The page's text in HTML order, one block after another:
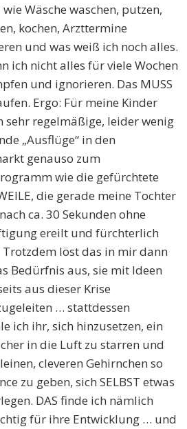
wie Wäsche waschen, putzen,
kochen, Arzttermine
und was weiß ich noch alles.
ich nicht alles für viele Wochen
und ignorieren. Das MUSS
Ergo: Für meine Kinder
sehr regelmäßige, leider wenig
„Ausflüge“ in den
genauso zum
wie die gefürchtete
die gerade meine Tochter
ca. 30 Sekunden ohne
ereilt und fürchterlich
Trotzdem löst das in mir dann
Bedürfnis aus, sie mit Ideen
aus dieser Krise
… stattdessen
ich ihr, sich hinzusetzen, ein
in die Luft zu starren und
cleveren Gehirnchen so
zu geben, sich SELBST etwas
DAS finde ich nämlich
für ihre Entwicklung … und